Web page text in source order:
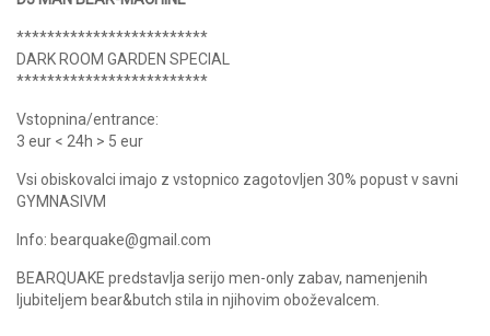
*************************
DARK ROOM GARDEN SPECIAL
*************************
Vstopnina/entrance:
3 eur < 24h > 5 eur
Vsi obiskovalci imajo z vstopnico zagotovljen 30% popust v savni
GYMNASIVM
Info: bearquake@gmail.com
BEARQUAKE predstavlja serijo men-only zabav, namenjenih
ljubiteljem bear&butch stila in njihovim oboževalcem.